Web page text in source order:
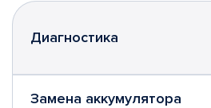
Диагностика
Замена аккумулятора